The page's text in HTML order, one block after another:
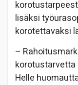
lisäksi
korotettavaksi
–
korotustarvetta
Helle